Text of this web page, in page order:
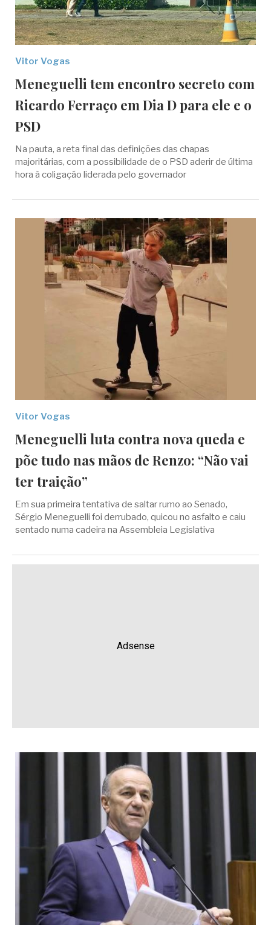
Vitor Vogas
Meneguelli tem encontro secreto com
Ricardo Ferraço em Dia D para ele e o
PSD
Na pauta, a reta final das definições das chapas
majoritárias, com a possibilidade de o PSD aderir de última
hora à coligação liderada pelo governador
Vitor Vogas
Meneguelli luta contra nova queda e
põe tudo nas mãos de Renzo: “Não vai
ter traição”
Em sua primeira tentativa de saltar rumo ao Senado,
Sérgio Meneguelli foi derrubado, quicou no asfalto e caiu
sentado numa cadeira na Assembleia Legislativa
Adsense